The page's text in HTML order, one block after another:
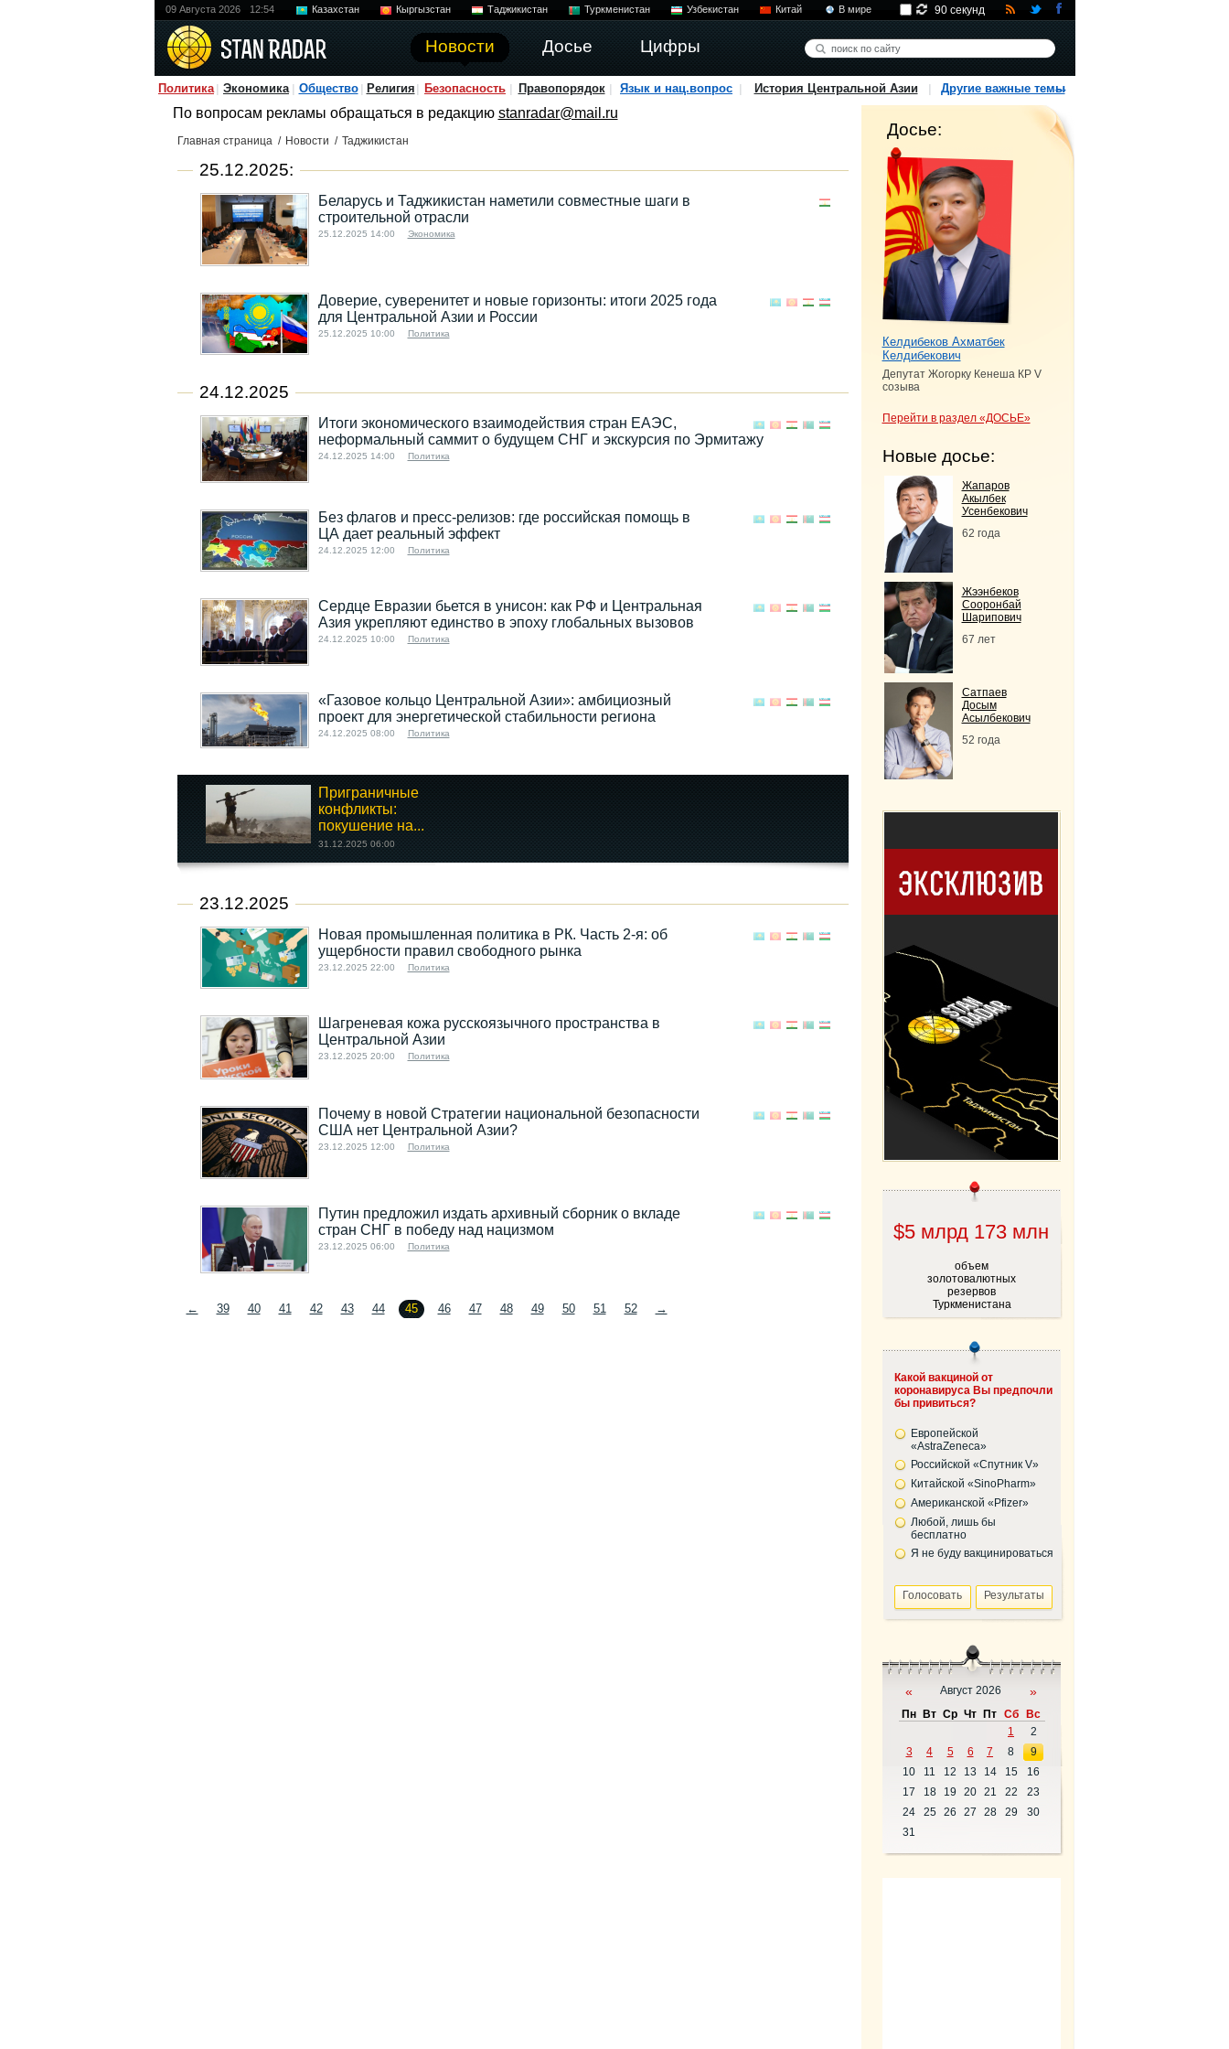
09 Августа 2026 12:54 Казахстан Кыргызстан Таджикистан Туркменистан Узбекистан Китай В мире
Новости Досье Цифры
90 секунд
Политика Экономика Общество Религия Безопасность Правопорядок Язык и нац.вопрос История Центральной Азии Другие важные темы
По вопросам рекламы обращаться в редакцию stanradar@mail.ru
Главная страница / Новости / Таджикистан
25.12.2025:
Беларусь и Таджикистан наметили совместные шаги в
строительной отрасли
25.12.2025 14:00 Экономика
Доверие, суверенитет и новые горизонты: итоги 2025 года
для Центральной Азии и России
25.12.2025 10:00 Политика
24.12.2025
Итоги экономического взаимодействия стран ЕАЭС,
неформальный саммит о будущем СНГ и экскурсия по Эрмитажу
24.12.2025 14:00 Политика
Без флагов и пресс-релизов: где российская помощь в
ЦА дает реальный эффект
24.12.2025 12:00 Политика
Сердце Евразии бьется в унисон: как РФ и Центральная
Азия укрепляют единство в эпоху глобальных вызовов
24.12.2025 10:00 Политика
«Газовое кольцо Центральной Азии»: амбициозный
проект для энергетической стабильности региона
24.12.2025 08:00 Политика
Приграничные
конфликты:
покушение на...
31.12.2025 06:00
22.06.2023 08:01
23.12.2025
Новая промышленная политика в РК. Часть 2-я: об
ущербности правил свободного рынка
23.12.2025 22:00 Политика
Шагреневая кожа русскоязычного пространства в
Центральной Азии
23.12.2025 20:00 Политика
Почему в новой Стратегии национальной безопасности
США нет Центральной Азии?
23.12.2025 12:00 Политика
Путин предложил издать архивный сборник о вкладе
стран СНГ в победу над нацизмом
23.12.2025 06:00 Политика
← 39 40 41 42 43 44 45 46 47 48 49 50 51 52 →
Досье:
Келдибеков Ахматбек
Келдибекович
Депутат Жогорку Кенеша КР V
созыва
Перейти в раздел «ДОСЬЕ»
Новые досье:
Жапаров
Акылбек
Усенбекович
62 года
Жээнбеков
Сооронбай
Шарипович
67 лет
Сатпаев
Досым
Асылбекович
52 года
$5 млрд 173 млн
объем
золотовалютных
резервов
Туркменистана
Какой вакциной от
коронавируса Вы предпочли
бы привиться?
Европейской
«AstraZeneca»
Российской «Спутник V»
Китайской «SinoPharm»
Американской «Pfizer»
Любой, лишь бы
бесплатно
Я не буду вакцинироваться
« Август 2026 »
Пн Вт Ср Чт Пт Сб
Вс
1
2
3
4 5 6 7 8
9
10
11 12 13 14 15
16
17
18 19 20 21 22
23
24
25 26 27 28 29
30
31